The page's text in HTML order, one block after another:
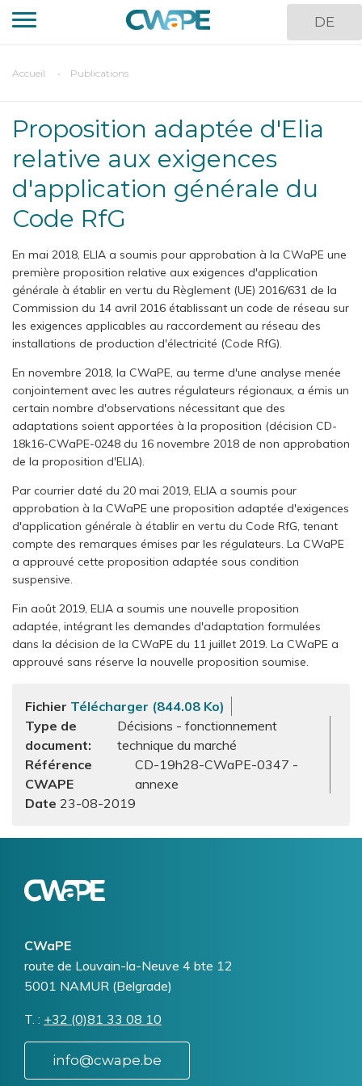
Aller
au
principal
DE
You
here
Accueil Publications
Proposition adaptée d'Elia
relative aux exigences
d'application générale du
Code RfG
En mai 2018, ELIA a soumis pour approbation à la CWaPE une
première proposition relative aux exigences d'application
générale à établir en vertu du Règlement (UE) 2016/631 de la
Commission du 14 avril 2016 établissant un code de réseau sur
les exigences applicables au raccordement au réseau des
installations de production d'électricité (Code RfG).
En novembre 2018, la CWaPE, au terme d'une analyse menée
conjointement avec les autres régulateurs régionaux, a émis un
certain nombre d'observations nécessitant que des
adaptations soient apportées à la proposition (décision CD-
18k16-CWaPE-0248 du 16 novembre 2018 de non approbation
de la proposition d'ELIA).
Par courrier daté du 20 mai 2019, ELIA a soumis pour
approbation à la CWaPE une proposition adaptée d'exigences
d'application générale à établir en vertu du Code RfG, tenant
compte des remarques émises par les régulateurs. La CWaPE
a approuvé cette proposition adaptée sous condition
suspensive.
Fin août 2019, ELIA a soumis une nouvelle proposition
adaptée, intégrant les demandes d'adaptation formulées
dans la décision de la CWaPE du 11 juillet 2019. La CWaPE a
approuvé sans réserve la nouvelle proposition soumise.
Fichier Télécharger (844.08 Ko)
Type de
document
Décisions - fonctionnement
technique du marché
Référence
CWAPE
CD-19h28-CWaPE-0347 -
annexe
23-08-2019
CWaPE
Addresse
route de Louvain-la-Neuve 4 bte 12
5001 NAMUR (Belgrade)
T. Téléphone
+32 (0)81 33 08 10
info@cwape.be